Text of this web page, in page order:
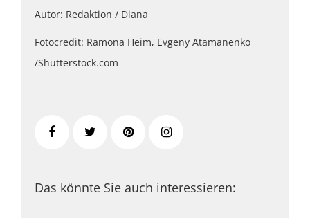
Autor: Redaktion / Diana
Fotocredit: Ramona Heim, Evgeny Atamanenko
/Shutterstock.com
Das könnte Sie auch interessieren: